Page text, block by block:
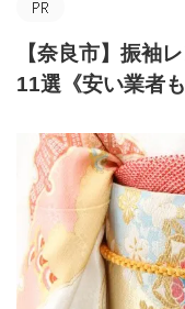
【奈良市】振袖
11選《安い業者も